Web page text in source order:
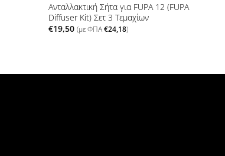
Ανταλλακτική Σήτα για FUPA 12 (FUPA
Diffuser Kit) Σετ 3 Τεμαχίων
€19,50 (με ΦΠΑ €24,18)